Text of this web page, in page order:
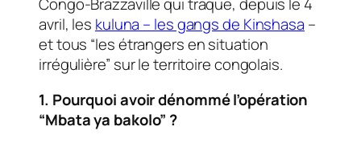
Congo-Brazzaville qui traque, depuis le 4
avril, les kuluna – les gangs de Kinshasa –
et tous “les étrangers en situation
irrégulière” sur le territoire congolais.
1. Pourquoi avoir dénommé l’opération
“Mbata ya bakolo” ?